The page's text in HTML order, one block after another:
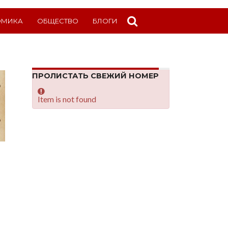
ОБЩЕСТВО БЛОГИ
ПРОЛИСТАТЬ СВЕЖИЙ НОМЕР
Item is not found